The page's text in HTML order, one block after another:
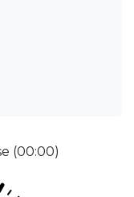
(00:00)